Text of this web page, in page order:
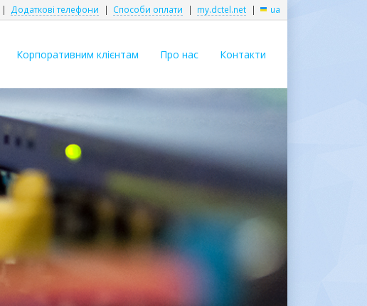
| Додаткові телефони | Способи оплати | my.dctel.net | ua
Корпоративним клієнтам Про нас Контакти